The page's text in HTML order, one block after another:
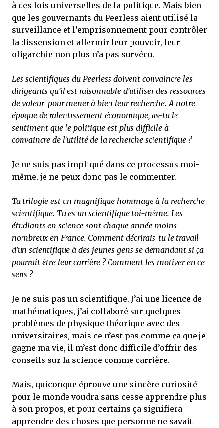
à des lois universelles de la politique. Mais bien
que les gouvernants du Peerless aient utilisé la
surveillance et l’emprisonnement pour contrôler
la dissension et affermir leur pouvoir, leur
oligarchie non plus n’a pas survécu.
Les scientifiques du Peerless doivent convaincre les
dirigeants qu’il est raisonnable d’utiliser des ressources
de valeur pour mener à bien leur recherche. A notre
époque de ralentissement économique, as-tu le
sentiment que le politique est plus difficile à
convaincre de l’utilité de la recherche scientifique ?
Je ne suis pas impliqué dans ce processus moi-
même, je ne peux donc pas le commenter.
Ta trilogie est un magnifique hommage à la recherche
scientifique. Tu es un scientifique toi-même. Les
étudiants en science sont chaque année moins
nombreux en France. Comment décrirais-tu le travail
d’un scientifique à des jeunes gens se demandant si ça
pourrait être leur carrière ? Comment les motiver en ce
sens ?
Je ne suis pas un scientifique. J’ai une licence de
mathématiques, j’ai collaboré sur quelques
problèmes de physique théorique avec des
universitaires, mais ce n’est pas comme ça que je
gagne ma vie, il m’est donc difficile d’offrir des
conseils sur la science comme carrière.
Mais, quiconque éprouve une sincère curiosité
pour le monde voudra sans cesse apprendre plus
à son propos, et pour certains ça signifiera
apprendre des choses que personne ne savait